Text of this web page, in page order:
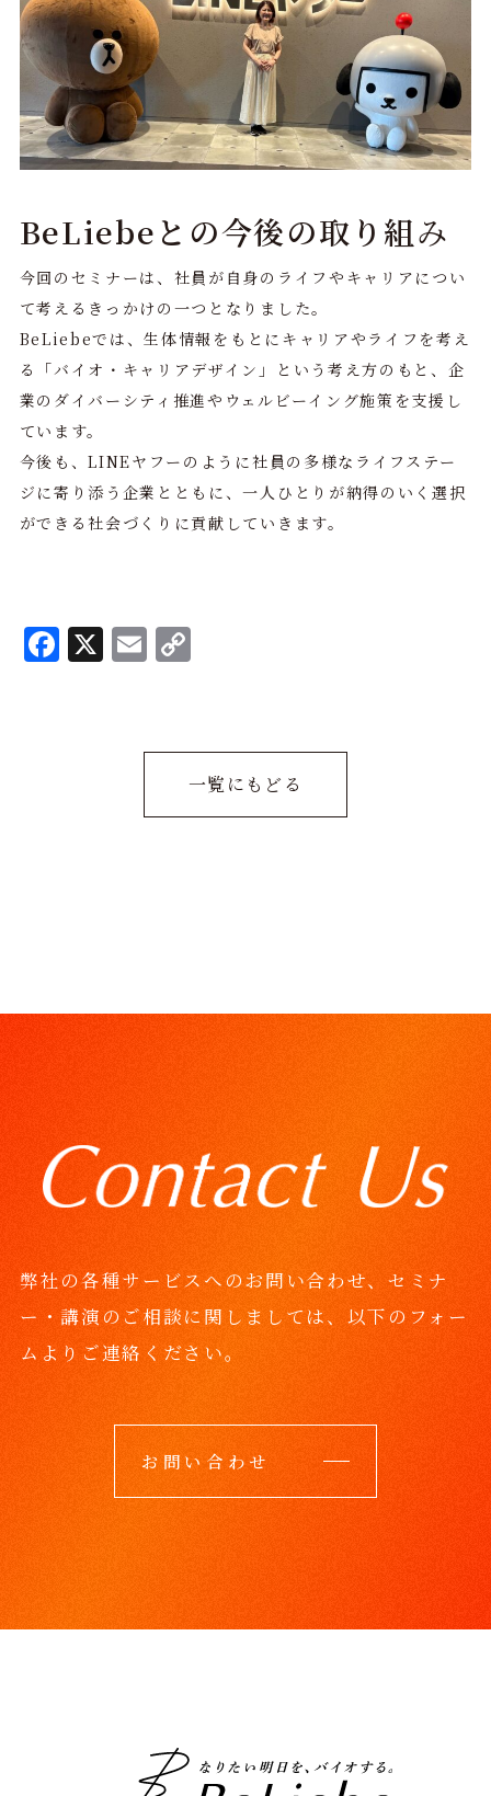
BeLiebeとの今後の取り組み
今回のセミナーは、社員が自身のライフやキャリアについ
て考えるきっかけの一つとなりました。
BeLiebeでは、生体情報をもとにキャリアやライフを考え
る「バイオ・キャリアデザイン」という考え方のもと、企
業のダイバーシティ推進やウェルビーイング施策を支援し
ています。
今後も、LINEヤフーのように社員の多様なライフステー
ジに寄り添う企業とともに、一人ひとりが納得のいく選択
ができる社会づくりに貢献していきます。
F
a
X E
m
l
C
y
L
i
一覧にもどる
弊社の各種サービスへのお問い合わせ、セミナ
ー・講演のご相談に関しましては、 以下のフォー
ムよりご連絡ください。
お問い合わせ